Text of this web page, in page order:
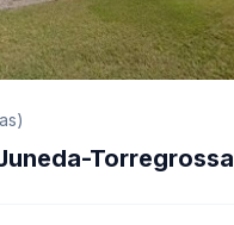
Torregrossa